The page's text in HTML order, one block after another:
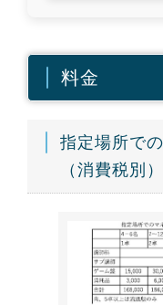
料金
指定場所で
（消費税別）